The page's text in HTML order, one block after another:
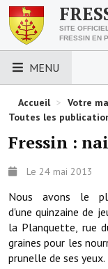
SITE
FRESSIN EN
MENU
LES ESSENTIELS
Découvrez
Urbanisme
Nous contacter
Horaires de
Accueil > Votre
Toutes les
Fressin :
Le 24 mai 2013
Nous avons le
d'une quinzaine de
la Planquette, rue
graines pour les
prunelle de ses yeux.